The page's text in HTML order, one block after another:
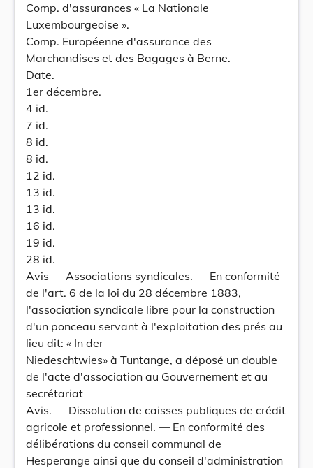
Comp. d'assurances « La Nationale
Luxembourgeoise ».
Comp. Européenne d'assurance des
Marchandises et des Bagages à Berne.
Date.
1er décembre.
4 id.
7 id.
8 id.
8 id.
12 id.
13 id.
13 id.
16 id.
19 id.
28 id.
Avis — Associations syndicales. — En conformité
de l'art. 6 de la loi du 28 décembre 1883,
l'association syndicale libre pour la construction
d'un ponceau servant à l'exploitation des prés au
lieu dit: « In der
Niedeschtwies» à Tuntange, a déposé un double
de l'acte d'association au Gouvernement et au
secrétariat
Avis. — Dissolution de caisses publiques de crédit
agricole et professionnel. — En conformité des
délibérations du conseil communal de
Hesperange ainsi que du conseil d'administration